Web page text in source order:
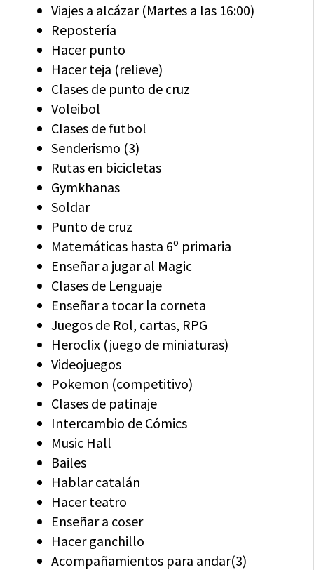
Viajes a alcázar (Martes a las 16:00)
Repostería
Hacer punto
Hacer teja (relieve)
Clases de punto de cruz
Voleibol
Clases de futbol
Senderismo (3)
Rutas en bicicletas
Gymkhanas
Soldar
Punto de cruz
Matemáticas hasta 6º primaria
Enseñar a jugar al Magic
Clases de Lenguaje
Enseñar a tocar la corneta
Juegos de Rol, cartas, RPG
Heroclix (juego de miniaturas)
Videojuegos
Pokemon (competitivo)
Clases de patinaje
Intercambio de Cómics
Music Hall
Bailes
Hablar catalán
Hacer teatro
Enseñar a coser
Hacer ganchillo
Acompañamientos para andar(3)